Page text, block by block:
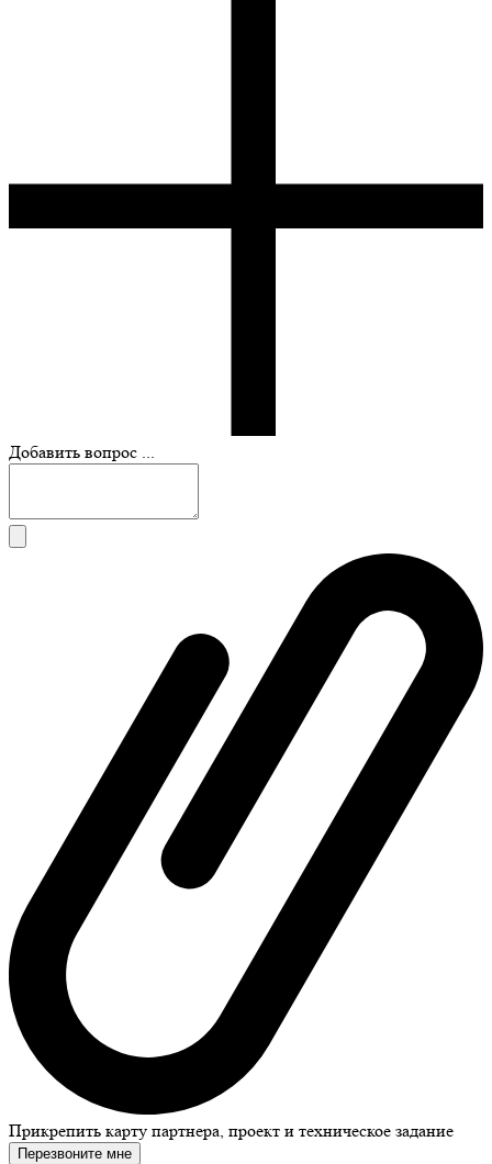
Добавить вопрос ...
Прикрепить карту партнера, проект и техническое задание
Перезвоните мне